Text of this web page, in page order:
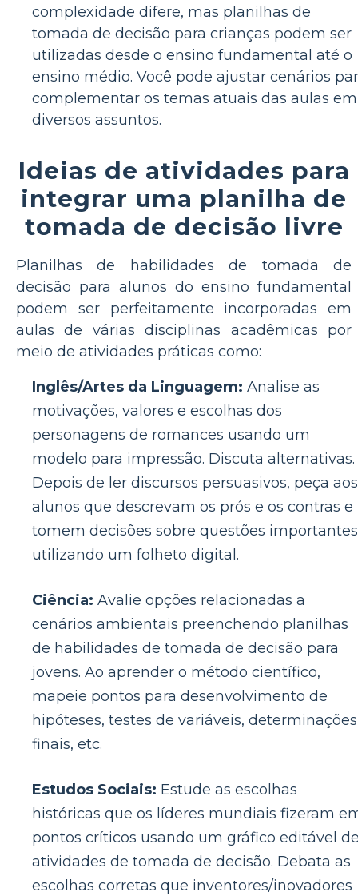
complexidade difere, mas planilhas de
tomada de decisão para crianças podem ser
utilizadas desde o ensino fundamental até o
ensino médio. Você pode ajustar cenários
complementar os temas atuais das aulas em
diversos assuntos.
Ideias de atividades para
integrar uma planilha de
tomada de decisão livre
Planilhas de habilidades de tomada de
decisão para alunos do ensino fundamental
podem ser perfeitamente incorporadas em
aulas de várias disciplinas acadêmicas por
meio de atividades práticas como:
Inglês/Artes da Linguagem: Analise as
motivações, valores e escolhas dos
personagens de romances usando um
modelo para impressão. Discuta alternativas.
Depois de ler discursos persuasivos, peça aos
alunos que descrevam os prós e os contras e
tomem decisões sobre questões importantes
utilizando um folheto digital.
Ciência: Avalie opções relacionadas a
cenários ambientais preenchendo planilhas
de habilidades de tomada de decisão para
jovens. Ao aprender o método científico,
mapeie pontos para desenvolvimento de
hipóteses, testes de variáveis, determinações
finais, etc.
Estudos Sociais: Estude as escolhas
históricas que os líderes mundiais fizeram
pontos críticos usando um gráfico editável
atividades de tomada de decisão. Debata as
escolhas corretas que inventores/inovadores